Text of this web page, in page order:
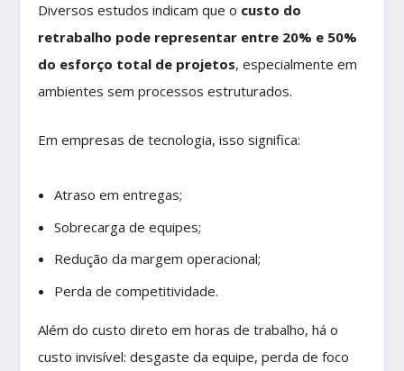
Diversos estudos indicam que o custo do
retrabalho pode representar entre 20% e 50%
do esforço total de projetos, especialmente em
ambientes sem processos estruturados.
Em empresas de tecnologia, isso significa:
Atraso em entregas;
Sobrecarga de equipes;
Redução da margem operacional;
Perda de competitividade.
Além do custo direto em horas de trabalho, há o
custo invisível: desgaste da equipe, perda de foco